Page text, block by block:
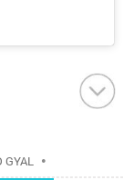
GYAL •